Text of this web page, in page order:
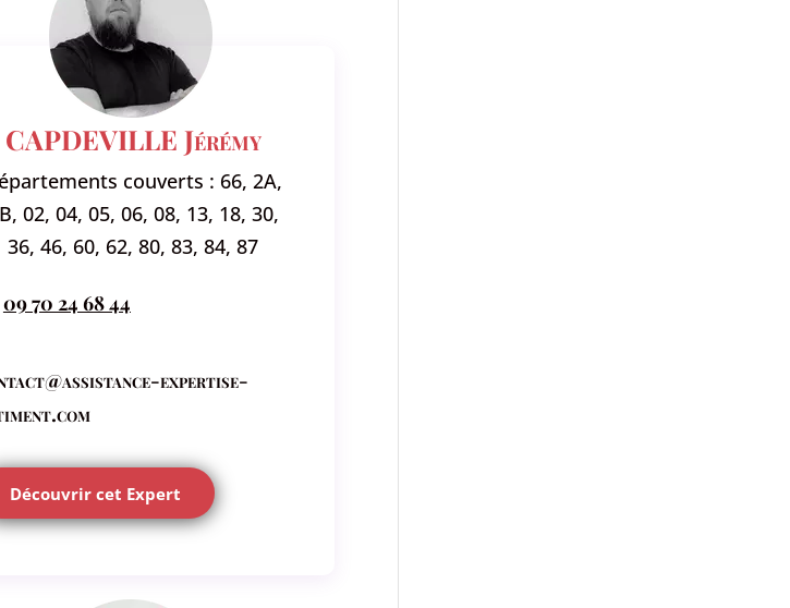
CAPDEVILLE Jérémy
couverts : 66, 2A,
02, 04, 05, 06, 08, 13, 18, 30,
36, 46, 60, 62, 80, 83, 84, 87
09 70 24 68 44
expertise-
Découvrir cet Expert